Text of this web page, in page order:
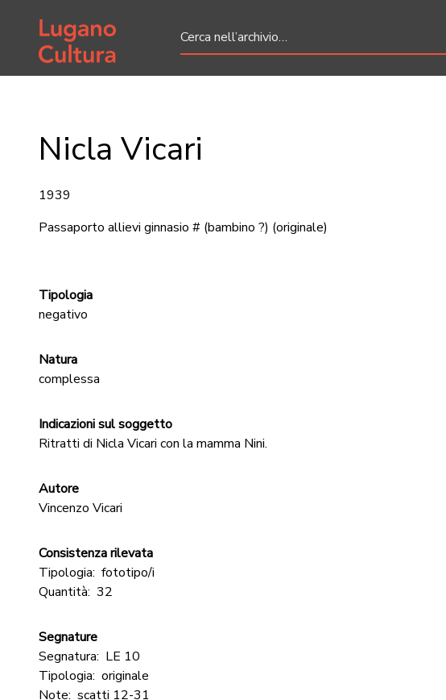
Home page
Nicla Vicari
1939
Passaporto allievi ginnasio # (bambino ?) (originale)
Tipologia
negativo
Natura
complessa
Indicazioni sul soggetto
Ritratti di Nicla Vicari con la mamma Nini.
Autore
Vincenzo Vicari
Consistenza rilevata
Tipologia: fototipo/i
Quantità: 32
Segnature
Segnatura: LE 10
Tipologia: originale
Note: scatti 12-31